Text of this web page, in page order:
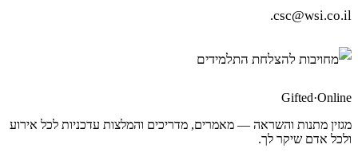
csc@wsi.co.il.
Gifted·Online
מגזין מתנות והשראה — מאמרים, מדריכים והמלצות עדכניות לכל אירוע
ולכל אדם שיקר לך.